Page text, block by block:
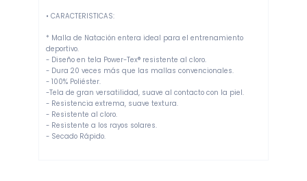
• CARACTERISTICAS:
* Malla de Natación entera ideal para el entrenamiento
deportivo.
- Diseño en tela Power-Tex® resistente al cloro.
- Dura 20 veces más que las mallas convencionales.
- 100% Poliéster.
-Tela de gran versatilidad, suave al contacto con la piel.
- Resistencia extrema, suave textura.
- Resistente al cloro.
- Resistente a los rayos solares.
- Secado Rápido.